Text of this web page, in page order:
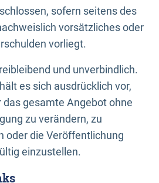
sofern seitens des
vorsätzliches oder
vorliegt.
und unverbindlich.
es sich ausdrücklich vor,
das gesamte Angebot ohne
zu verändern, zu
oder die Veröffentlichung
einzustellen.